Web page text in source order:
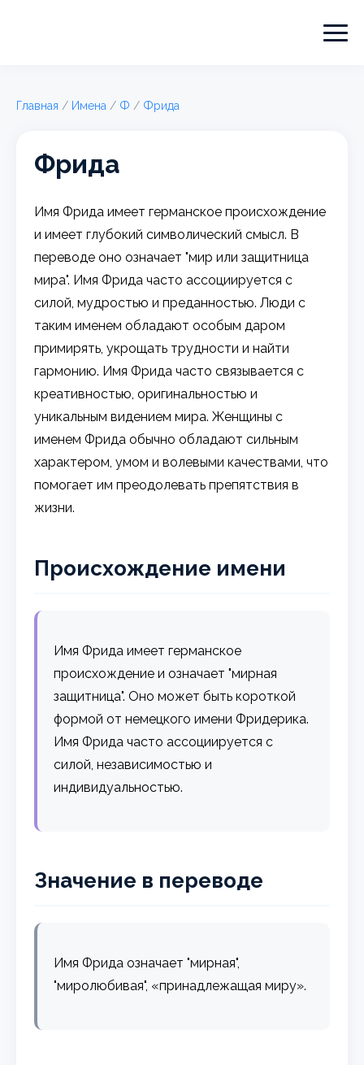
Главная / Имена / Ф / Фрида
Фрида
Имя Фрида имеет германское происхождение
и имеет глубокий символический смысл. В
переводе оно означает "мир или защитница
мира". Имя Фрида часто ассоциируется с
силой, мудростью и преданностью. Люди с
таким именем обладают особым даром
примирять, укрощать трудности и найти
гармонию. Имя Фрида часто связывается с
креативностью, оригинальностью и
уникальным видением мира. Женщины с
именем Фрида обычно обладают сильным
характером, умом и волевыми качествами, что
помогает им преодолевать препятствия в
жизни.
Происхождение имени
Имя Фрида имеет германское
происхождение и означает "мирная
защитница". Оно может быть короткой
формой от немецкого имени Фридерика.
Имя Фрида часто ассоциируется с
силой, независимостью и
индивидуальностью.
Значение в переводе
Имя Фрида означает "мирная",
"миролюбивая", «принадлежащая миру».